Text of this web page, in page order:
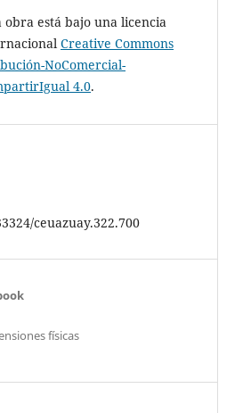
obra está bajo una licencia
Creative Commons
NoComercial-
4.0.
ceuazuay.322.700
físicas